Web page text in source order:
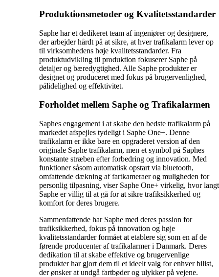
Produktionsmetoder og Kvalitetsstandarder
Saphe har et dedikeret team af ingeniører og designere,
der arbejder hårdt på at sikre, at hver trafikalarm lever op
til virksomhedens høje kvalitetsstandarder. Fra
produktudvikling til produktion fokuserer Saphe på
detaljer og bæredygtighed. Alle Saphe produkter er
designet og produceret med fokus på brugervenlighed,
pålidelighed og effektivitet.
Forholdet mellem Saphe og Trafikalarmen
Saphes engagement i at skabe den bedste trafikalarm på
markedet afspejles tydeligt i Saphe One+. Denne
trafikalarm er ikke bare en opgraderet version af den
originale Saphe trafikalarm, men et symbol på Saphes
konstante stræben efter forbedring og innovation. Med
funktioner såsom automatisk opstart via bluetooth,
omfattende dækning af fartkameraer og muligheden for
personlig tilpasning, viser Saphe One+ virkelig, hvor langt
Saphe er villig til at gå for at sikre trafiksikkerhed og
komfort for deres brugere.
Sammenfattende har Saphe med deres passion for
trafiksikkerhed, fokus på innovation og høje
kvalitetsstandarder formået at etablere sig som en af de
førende producenter af trafikalarmer i Danmark. Deres
dedikation til at skabe effektive og brugervenlige
produkter har gjort dem til et ideelt valg for enhver bilist,
der ønsker at undgå fartbøder og ulykker på vejene.